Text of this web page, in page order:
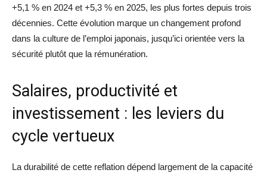
+5,1 % en 2024 et +5,3 % en 2025, les plus fortes depuis trois
décennies. Cette évolution marque un changement profond
dans la culture de l’emploi japonais, jusqu’ici orientée vers la
sécurité plutôt que la rémunération.
Salaires, productivité et
investissement : les leviers du
cycle vertueux
La durabilité de cette reflation dépend largement de la capacité